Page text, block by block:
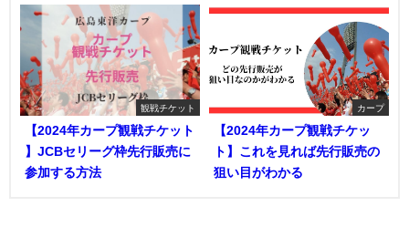
観戦チケット
【2024年カープ観戦チケット
】JCBセリーグ枠先行販売に
参加する方法
カープ
【2024年カープ観戦チケッ
ト】これを見れば先行販売の
狙い目がわかる